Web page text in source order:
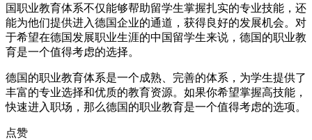
国职业教育体系不仅能够帮助留学生掌握扎实的专业技能，还
能为他们提供进入德国企业的通道，获得良好的发展机会。对
于希望在德国发展职业生涯的中国留学生来说，德国的职业教
育是一个值得考虑的选择。
德国的职业教育体系是一个成熟、完善的体系，为学生提供了
丰富的专业选择和优质的教育资源。如果你希望掌握高技能，
快速进入职场，那么德国的职业教育是一个值得考虑的选项。
点赞